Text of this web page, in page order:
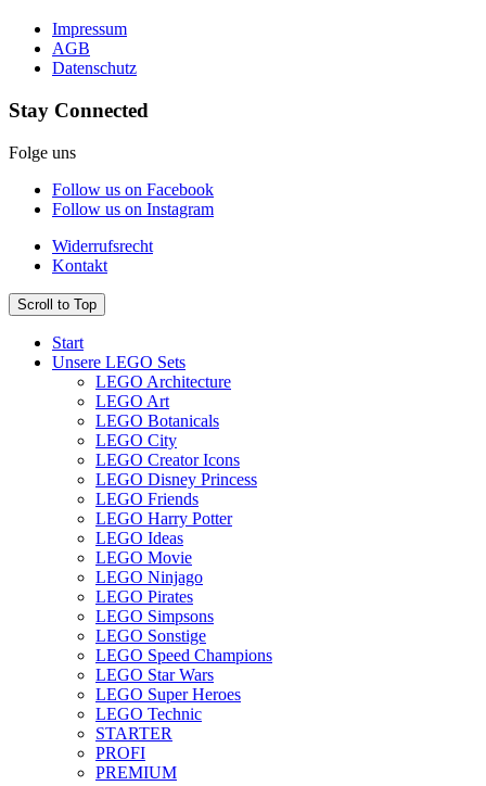
Impressum
AGB
Datenschutz
Stay Connected
Folge uns
Follow us on Facebook
Follow us on Instagram
Widerrufsrecht
Kontakt
Scroll to Top
Start
Unsere LEGO Sets
LEGO Architecture
LEGO Art
LEGO Botanicals
LEGO City
LEGO Creator Icons
LEGO Disney Princess
LEGO Friends
LEGO Harry Potter
LEGO Ideas
LEGO Movie
LEGO Ninjago
LEGO Pirates
LEGO Simpsons
LEGO Sonstige
LEGO Speed Champions
LEGO Star Wars
LEGO Super Heroes
LEGO Technic
STARTER
PROFI
PREMIUM